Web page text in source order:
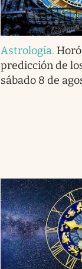
Astrología.
predicción de
sábado 8 de